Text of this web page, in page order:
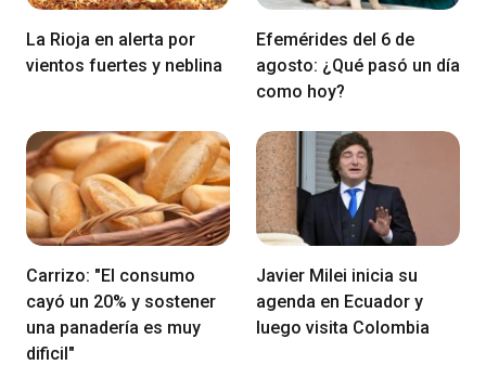
La Rioja en alerta por
vientos fuertes y neblina
Efemérides del 6 de
agosto: ¿Qué pasó un día
como hoy?
Carrizo: "El consumo
cayó un 20% y sostener
una panadería es muy
dificil"
Javier Milei inicia su
agenda en Ecuador y
luego visita Colombia